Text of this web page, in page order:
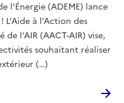
l’Énergie (ADEME) lance
à l’Action des
l’AIR (AACT-AIR) vise,
souhaitant réaliser
(…)